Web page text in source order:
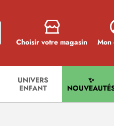
Choisir votre magasin Mon
UNIVERS
ENFANT
✨